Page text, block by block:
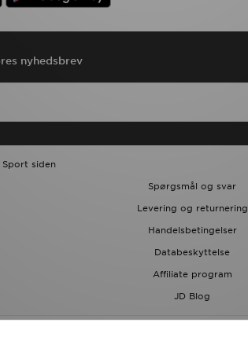
nyhedsbrev
Sport siden
Spørgsmål og svar
Levering og returnering
Handelsbetingelser
Databeskyttelse
Affiliate program
JD Blog